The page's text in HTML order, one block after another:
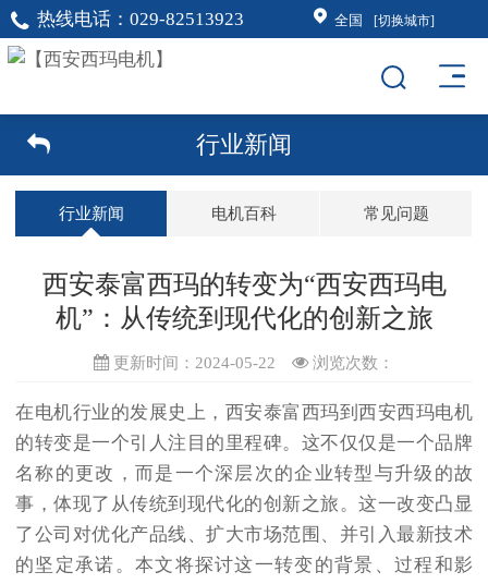
热线电话： 029-82513923 全国 [切换城市]
行业新闻
行业新闻 电机百科 常见问题
西安泰富西玛的转变为“西安西玛电
机”：从传统到现代化的创新之旅
更新时间：2024-05-22 浏览次数：
在电机行业的发展史上，西安泰富西玛到西安西玛电机
的转变是一个引人注目的里程碑。这不仅仅是一个品牌
名称的更改，而是一个深层次的企业转型与升级的故
事，体现了从传统到现代化的创新之旅。这一改变凸显
了公司对优化产品线、扩大市场范围、并引入最新技术
的坚定承诺。本文将探讨这一转变的背景、过程和影